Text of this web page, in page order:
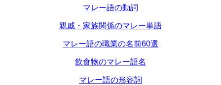
マレー語の動詞
親戚・家族関係のマレー単語
マレー語の職業の名前60選
飲食物のマレー語名
マレー語の形容詞